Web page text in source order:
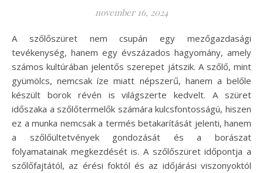
november 16, 2024
A szőlőszüret nem csupán egy mezőgazdasági
tevékenység, hanem egy évszázados hagyomány, amely
számos kultúrában jelentős szerepet játszik. A szőlő, mint
gyümölcs, nemcsak íze miatt népszerű, hanem a belőle
készült borok révén is világszerte kedvelt. A szüret
időszaka a szőlőtermelők számára kulcsfontosságú, hiszen
ez a munka nemcsak a termés betakarítását jelenti, hanem
a szőlőültetvények gondozását és a borászat
folyamatainak megkezdését is. A szőlőszüret időpontja a
szőlőfajtától, az érési foktól és az időjárási viszonyoktól